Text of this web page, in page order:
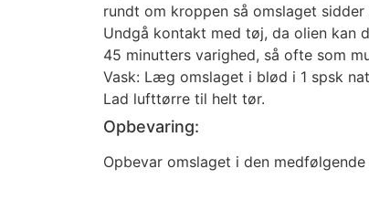
rundt om kroppen så omslaget sidder
Undgå kontakt med tøj, da olien kan
45 minutters varighed, så ofte som
Vask: Læg omslaget i blød i 1 spsk
Lad lufttørre til helt tør.
Opbevaring:
Opbevar omslaget i den